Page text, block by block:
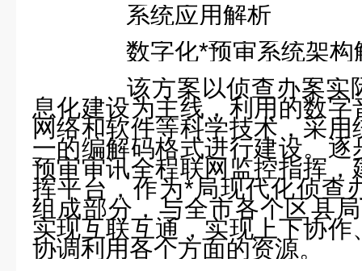
系统应用解析
数字化*预审系统架构
该方案以侦查办案实
息化建设为主线，利用的数
网络和软件等科学技术，采
一的编解码格式进行建设。
预审审讯全程联网监控指挥
挥平台，作为*局现代化侦查
组成部分，与全市各个区县
实现互联互通，实现上下协
协调利用各个方面的资源。